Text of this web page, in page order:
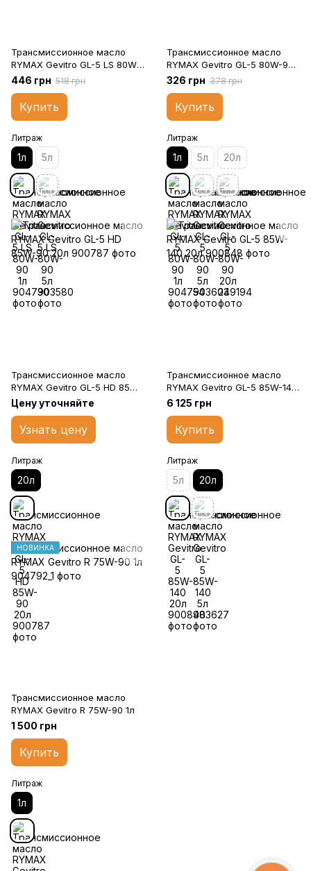
Трансмиссионное масло
RYMAX Gevitro GL-5 LS 80W-
90 1л
446 грн 518 грн
Купить
Литраж
1л 5л
Трансмиссионное масло
RYMAX Gevitro GL-5 80W-90
1л
326 грн 378 грн
Купить
Литраж
1л 5л 20л
Трансмиссионное масло
RYMAX Gevitro GL-5 HD 85W-
90 20л
Цену уточняйте
Узнать цену
Литраж
20л
Трансмиссионное масло
RYMAX Gevitro GL-5 85W-140
20л
6 125 грн
Купить
Литраж
5л 20л
НОВИНКА
Трансмиссионное масло
RYMAX Gevitro R 75W-90 1л
1 500 грн
Купить
Литраж
1л